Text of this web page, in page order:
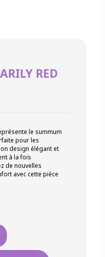
RED
le summum
pour les
design élégant et
à la fois
de nouvelles
avec cette pièce